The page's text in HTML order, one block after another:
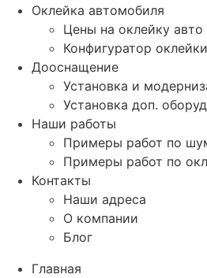
Оклейка автомобиля
Цены на оклейку авто
Конфигуратор
Дооснащение
Установка и
Установка доп.
Наши работы
Примеры работ по
Примеры работ по
Контакты
Наши адреса
О компании
Блог
Главная